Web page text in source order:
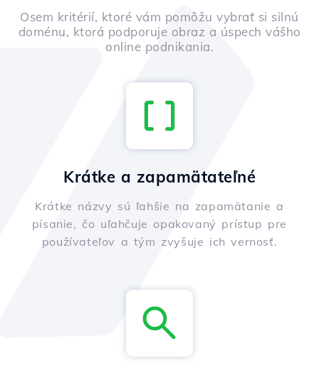
Osem kritérií, ktoré vám pomôžu vybrať si silnú
doménu, ktorá podporuje obraz a úspech vášho
online podnikania.
Krátke a zapamätateľné
Krátke názvy sú ľahšie na zapamätanie a
písanie, čo uľahčuje opakovaný prístup pre
používateľov a tým zvyšuje ich vernosť.